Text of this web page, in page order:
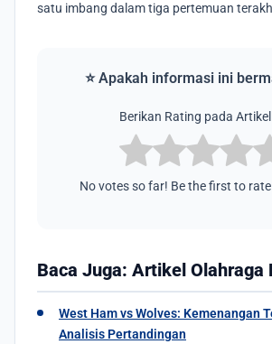
satu imbang dalam tiga pertemuan
⭐ Apakah informasi ini
Berikan Rating pada
No votes so far! Be the first to
Baca Juga: Artikel Olahraga
West Ham vs Wolves: Kemenangan
Analisis Pertandingan